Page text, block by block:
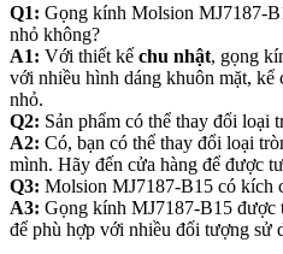
Q1: Gọng kính Molsion MJ7187-
nhỏ không?
A1: Với thiết kế chu nhật, gọng
với nhiều hình dáng khuôn mặt,
nhỏ.
Q2: Sản phẩm có thể thay đổi loại
A2: Có, bạn có thể thay đổi loại
mình. Hãy đến cửa hàng để được
Q3: Molsion MJ7187-B15 có kích
A3: Gọng kính MJ7187-B15 được
để phù hợp với nhiều đối tượng sử